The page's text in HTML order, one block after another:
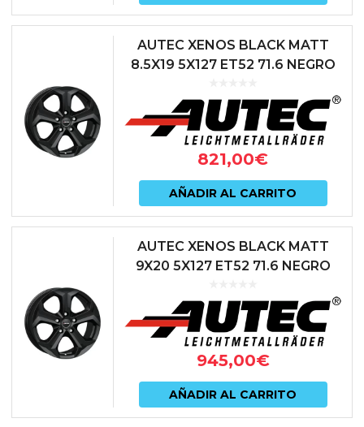
AUTEC XENOS BLACK MATT
8.5X19 5X127 ET52 71.6 NEGRO
821,00€
AÑADIR AL CARRITO
AUTEC XENOS BLACK MATT
9X20 5X127 ET52 71.6 NEGRO
945,00€
AÑADIR AL CARRITO